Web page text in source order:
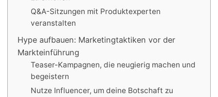
Q&A-Sitzungen mit Produktexperten
veranstalten
Hype aufbauen: Marketingtaktiken vor der
Markteinführung
Teaser-Kampagnen, die neugierig machen und
begeistern
Nutze Influencer, um deine Botschaft zu